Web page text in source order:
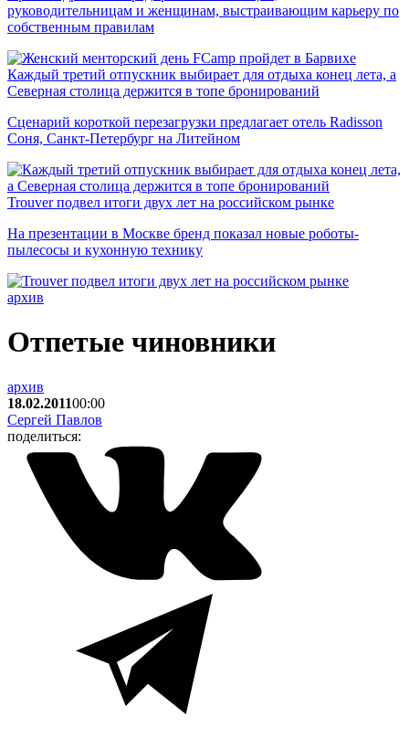
руководительницам и женщинам, выстраивающим карьеру по
собственным правилам
Каждый третий отпускник выбирает для отдыха конец лета, а
Северная столица держится в топе бронирований
Сценарий короткой перезагрузки предлагает отель Radisson
Соня, Санкт-Петербург на Литейном
Trouver подвел итоги двух лет на российском рынке
На презентации в Москве бренд показал новые роботы-
пылесосы и кухонную технику
архив
Отпетые чиновники
архив
18.02.201100:00
Сергей Павлов
поделиться: